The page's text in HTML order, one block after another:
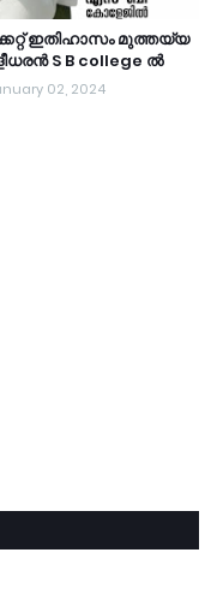
ഇതിഹാസം മുത്തയ്യ
S B college ൽ
02, 2024